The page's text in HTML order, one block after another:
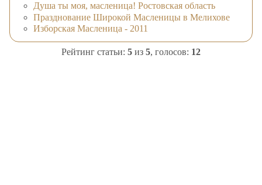
Душа ты моя, масленица! Ростовская область
Празднование Широкой Масленицы в Мелихове
Изборская Масленица - 2011
Рейтинг статьи: 5 из 5, голосов: 12